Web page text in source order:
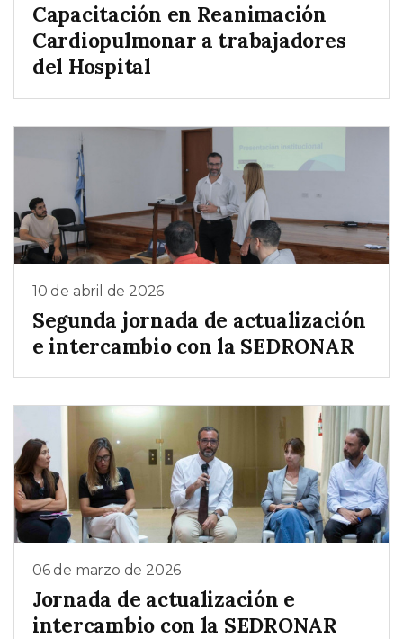
Capacitación en Reanimación
Cardiopulmonar a trabajadores
del Hospital
10 de abril de 2026
Segunda jornada de actualización
e intercambio con la SEDRONAR
06 de marzo de 2026
Jornada de actualización e
intercambio con la SEDRONAR